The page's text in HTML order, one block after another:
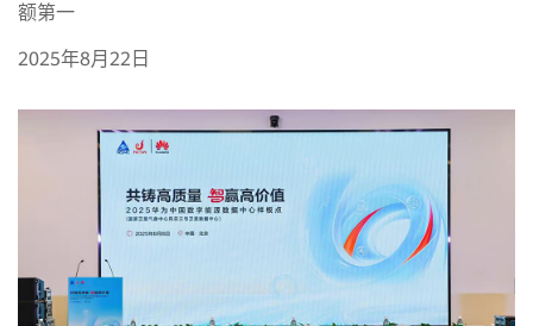
额第一
2025年8月22日